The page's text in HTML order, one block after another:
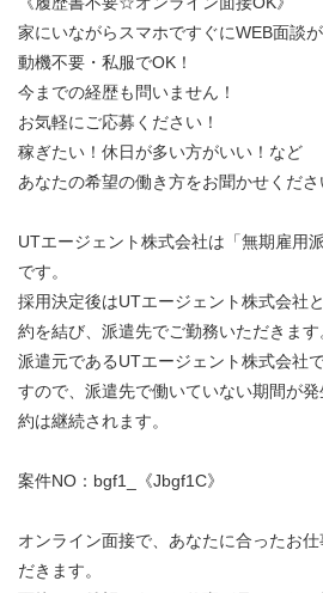
家にいながらスマホですぐにWEB面談
動機不要・私服でOK！
今までの経歴も問いません！
お気軽にご応募ください！
稼ぎたい！休日が多い方がいい！など
あなたの希望の働き方をお聞かせくださ
UTエージェント株式会社は「無期雇用
です。
採用決定後はUTエージェント株式会社
約を結び、派遣先でご勤務いただきます
派遣元であるUTエージェント株式会社
すので、派遣先で働いていない期間が
約は継続されます。
案件NO：bgf1_《Jbgf1C》
オンライン面接で、あなたに合ったお
だきます。